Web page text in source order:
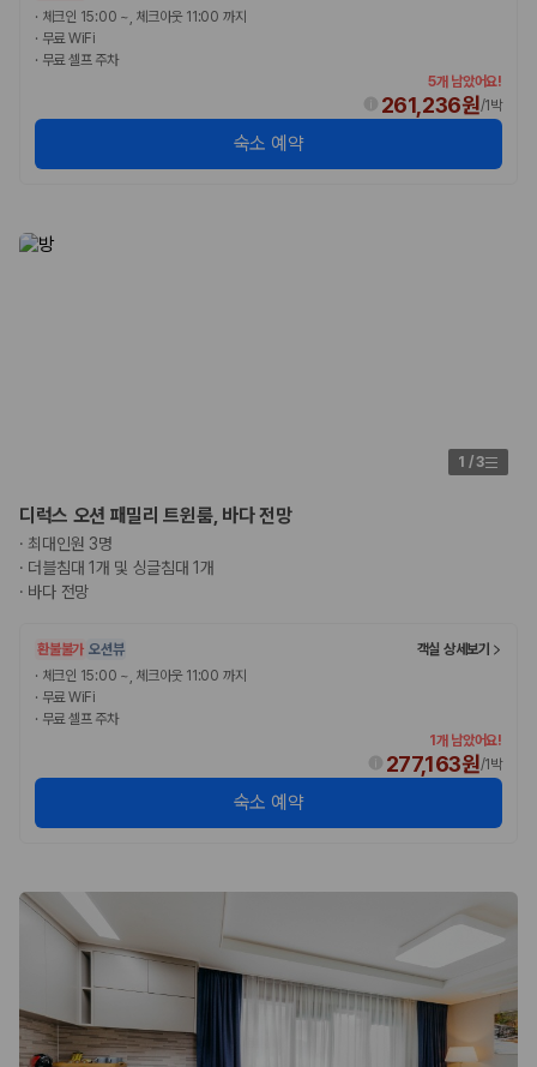
· 체크인 15:00 ~, 체크아웃 11:00 까지
· 무료 WiFi
· 무료 셀프 주차
5개 남았어요!
261,236원/1박
숙소 예약
1 / 3
디럭스 오션 패밀리 트윈룸, 바다 전망
· 최대인원 3명
· 더블침대 1개 및 싱글침대 1개
· 바다 전망
환불불가 오션뷰
객실 상세보기
· 체크인 15:00 ~, 체크아웃 11:00 까지
· 무료 WiFi
· 무료 셀프 주차
1개 남았어요!
277,163원/1박
숙소 예약